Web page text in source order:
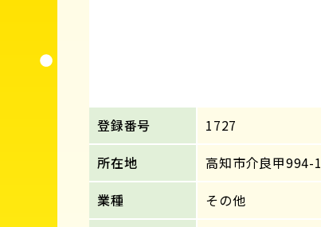
登録番号
1727
所在地
高知市介良甲994-1
業種
その他